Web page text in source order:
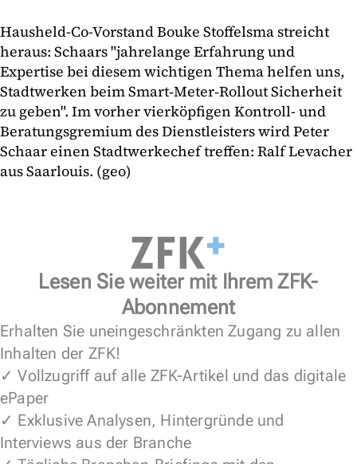
Hausheld-Co-Vorstand Bouke Stoffelsma streicht
heraus: Schaars "jahrelange Erfahrung und
Expertise bei diesem wichtigen Thema helfen uns,
Stadtwerken beim Smart‐Meter‐Rollout Sicherheit
zu geben". Im vorher vierköpfigen Kontroll- und
Beratungsgremium des Dienstleisters wird Peter
Schaar einen Stadtwerkechef treffen: Ralf Levacher
aus Saarlouis. (geo)
Lesen Sie weiter mit Ihrem ZFK-
Abonnement
Erhalten Sie uneingeschränkten Zugang zu allen
Inhalten der ZFK!
✓ Vollzugriff auf alle ZFK-Artikel und das digitale
ePaper
✓ Exklusive Analysen, Hintergründe und
Interviews aus der Branche